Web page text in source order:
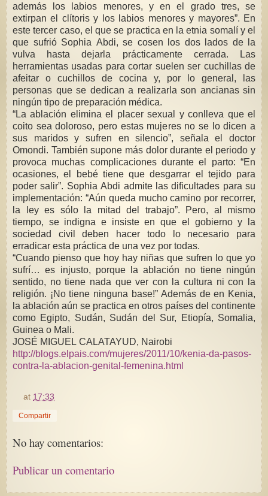
además los labios menores, y en el grado tres, se
extirpan el clítoris y los labios menores y mayores”. En
este tercer caso, el que se practica en la etnia somalí y el
que sufrió Sophia Abdi, se cosen los dos lados de la
vulva hasta dejarla prácticamente cerrada. Las
herramientas usadas para cortar suelen ser cuchillas de
afeitar o cuchillos de cocina y, por lo general, las
personas que se dedican a realizarla son ancianas sin
ningún tipo de preparación médica.
“La ablación elimina el placer sexual y conlleva que el
coito sea doloroso, pero estas mujeres no se lo dicen a
sus maridos y sufren en silencio”, señala el doctor
Omondi. También supone más dolor durante el periodo y
provoca muchas complicaciones durante el parto: “En
ocasiones, el bebé tiene que desgarrar el tejido para
poder salir”. Sophia Abdi admite las dificultades para su
implementación: “Aún queda mucho camino por recorrer,
la ley es sólo la mitad del trabajo”. Pero, al mismo
tiempo, se indigna e insiste en que el gobierno y la
sociedad civil deben hacer todo lo necesario para
erradicar esta práctica de una vez por todas.
“Cuando pienso que hoy hay niñas que sufren lo que yo
sufrí… es injusto, porque la ablación no tiene ningún
sentido, no tiene nada que ver con la cultura ni con la
religión. ¡No tiene ninguna base!” Además de en Kenia,
la ablación aún se practica en otros países del continente
como Egipto, Sudán, Sudán del Sur, Etiopía, Somalia,
Guinea o Mali.
JOSÉ MIGUEL CALATAYUD, Nairobi
http://blogs.elpais.com/mujeres/2011/10/kenia-da-pasos-
contra-la-ablacion-genital-femenina.html
at 17:33
Compartir
No hay comentarios:
Publicar un comentario